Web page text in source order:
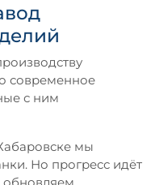
современное
с ним
мы
Но прогресс идёт